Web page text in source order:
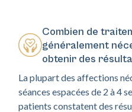
Combien de
généralement
obtenir des
La plupart des affections
séances espacées de 2 à 4
patients constatent des